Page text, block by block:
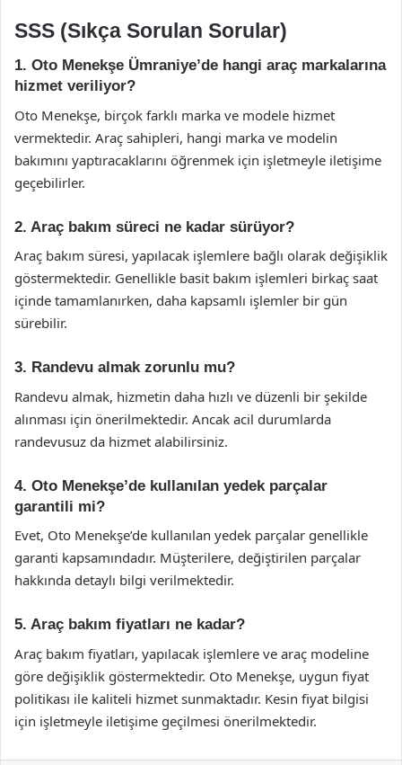
SSS (Sıkça Sorulan Sorular)
1. Oto Menekşe Ümraniye’de hangi araç markalarına
hizmet veriliyor?
Oto Menekşe, birçok farklı marka ve modele hizmet
vermektedir. Araç sahipleri, hangi marka ve modelin
bakımını yaptıracaklarını öğrenmek için işletmeyle iletişime
geçebilirler.
2. Araç bakım süreci ne kadar sürüyor?
Araç bakım süresi, yapılacak işlemlere bağlı olarak değişiklik
göstermektedir. Genellikle basit bakım işlemleri birkaç saat
içinde tamamlanırken, daha kapsamlı işlemler bir gün
sürebilir.
3. Randevu almak zorunlu mu?
Randevu almak, hizmetin daha hızlı ve düzenli bir şekilde
alınması için önerilmektedir. Ancak acil durumlarda
randevusuz da hizmet alabilirsiniz.
4. Oto Menekşe’de kullanılan yedek parçalar
garantili mi?
Evet, Oto Menekşe’de kullanılan yedek parçalar genellikle
garanti kapsamındadır. Müşterilere, değiştirilen parçalar
hakkında detaylı bilgi verilmektedir.
5. Araç bakım fiyatları ne kadar?
Araç bakım fiyatları, yapılacak işlemlere ve araç modeline
göre değişiklik göstermektedir. Oto Menekşe, uygun fiyat
politikası ile kaliteli hizmet sunmaktadır. Kesin fiyat bilgisi
için işletmeyle iletişime geçilmesi önerilmektedir.